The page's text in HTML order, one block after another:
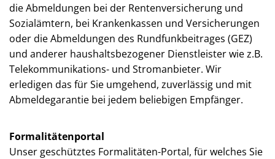
die Abmeldungen bei der Rentenversicherung und
Sozialämtern, bei Krankenkassen und Versicherungen
oder die Abmeldungen des Rundfunkbeitrages (GEZ)
und anderer haushaltsbezogener Dienstleister wie z.B.
Telekommunikations- und Stromanbieter. Wir
erledigen das für Sie umgehend, zuverlässig und mit
Abmeldegarantie bei jedem beliebigen Empfänger.
Formalitätenportal
Unser geschütztes Formalitäten-Portal, für welches Sie